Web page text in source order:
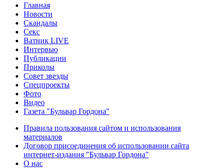
Главная
Новости
Скандалы
Секс
Ватник LIVE
Интервью
Публикации
Приколы
Совет звезды
Спецпроекты
Фото
Видео
Газета "Бульвар Гордона"
Правила пользования сайтом и использования
материалов
Договор присоединения об использовании сайта
интернет-издания "Бульвар Гордона"
О нас